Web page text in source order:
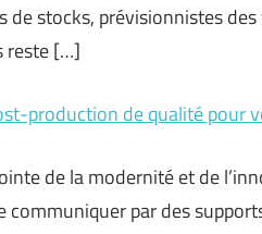
de stocks, prévisionnistes
reste […]
production de qualité pour
de la modernité et de
communiquer par des